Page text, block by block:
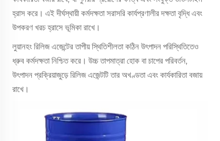
হ্রাস করে। এই দীর্ঘস্থায়ী কর্মদক্ষতা সরাসরি কার্যপ্রণালীর দক্ষতা বৃদ্ধি এবং
উপকরণ খরচ হ্রাসে ভূমিকা রাখে।
লুয়ানহং রিলিজ এজেন্টের তাপীয় স্থিতিশীলতা কঠিন উৎপাদন পরিস্থিতিতেও
ধ্রুব কর্মদক্ষতা নিশ্চিত করে। উচ্চ তাপমাত্রা হোক বা চাপের পরিবর্তন,
উৎপাদন প্রক্রিয়াজুড়ে রিলিজ এজেন্টটি তার অখণ্ডতা এবং কার্যকারিতা বজায়
রাখে।